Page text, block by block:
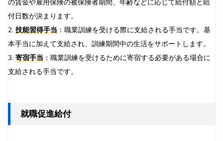
の賃金や雇用保険の被保険者期間、年齢などに応じて給付額と給
付日数が決まります。
2. 技能習得手当 ：職業訓練を受ける際に支給される手当です。基
本手当に加えて支給され、訓練期間中の生活をサポートします。
3. 寄宿手当 ：職業訓練を受けるために寄宿する必要がある場合に
支給される手当です。
就職促進給付